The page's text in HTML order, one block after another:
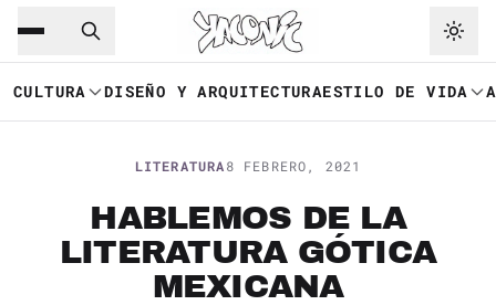
Saltar al contenido principal
CULTURA DISEÑO Y ARQUITECTURAESTILO DE VIDA
LITERATURA8 FEBRERO, 2021
HABLEMOS DE LA
LITERATURA GÓTICA
MEXICANA